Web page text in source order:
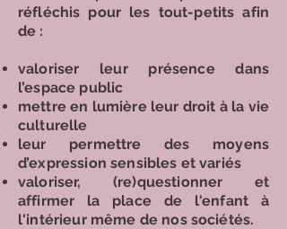
réfléchis pour les tout-petits afin
de :
valoriser leur présence dans
l’espace public
mettre en lumière leur droit à la vie
culturelle
leur permettre des moyens
d’expression sensibles et variés
valoriser, (re)questionner et
affirmer la place de l'enfant à
l'intérieur même de nos sociétés.